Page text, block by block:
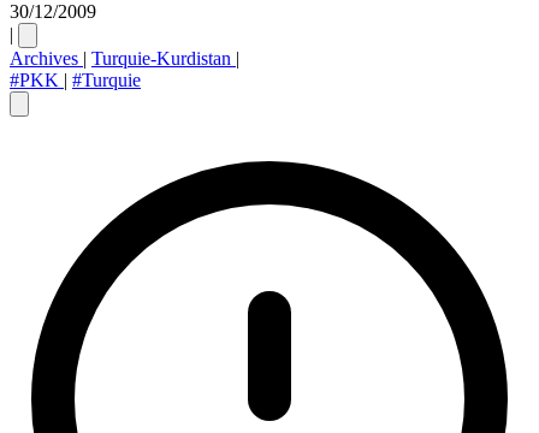
30/12/2009
|
Archives | Turquie-Kurdistan |
#PKK | #Turquie